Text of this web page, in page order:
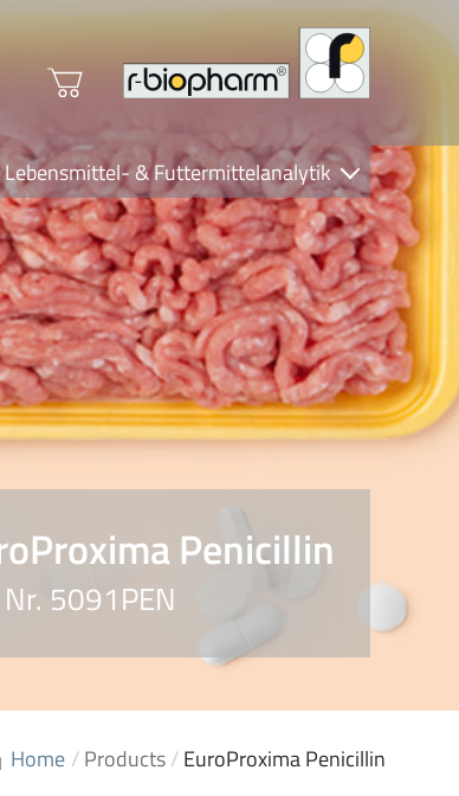
Lebensmittel- & Futtermittelanalytik
Clinical Diagnostics
R-Biopharm AG
Nutrition Care
Penicillin
5091PEN
Home /Products/EuroProxima Penicillin